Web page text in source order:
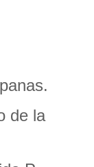
de la